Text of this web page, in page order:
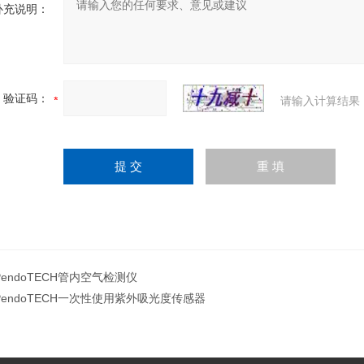
充说明：
验证码： 请输入计算结果
管内空气检测仪
一次性使用紫外吸光度传感器